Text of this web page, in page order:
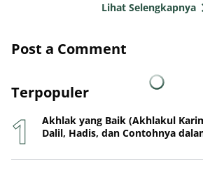
Lihat Selengkapnya
Post a Comment
Terpopuler
Akhlak yang Baik (Akhlakul
Dalil, Hadis, dan Contohnya